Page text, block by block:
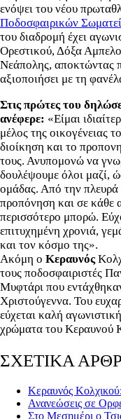
ενόψει του νέου
Ποδοσφαιρικών
του διαδρομή έχει
Ορεστικού, Δόξα
Νεάπολης, αποκτώντας
αξιοποιήσει με τη
Στις πρώτες του
ανέφερε: «Είμαι
μέλος της οικογένειας
διοίκηση και το
τους. Ανυπομονώ να
δουλέψουμε όλοι μαζί,
ομάδας. Από την
προπόνηση και σε
περισσότερο μπορώ.
επιτυχημένη χρονιά,
και τον κόσμο της».
Ακόμη ο Κεραυνός
τους ποδοσφαιριστές
Μυφτάρι που
Χριστούγεννα. Του
εύχεται καλή
χρώματα του Κεραυνού
ΣΧΕΤΙΚΑ
Κεραυνός Κολχικού:
Ανανεώσεις σε
Στο Μεσημέρι ο